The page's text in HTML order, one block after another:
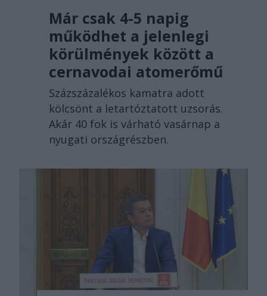
Már csak 4-5 napig
működhet a jelenlegi
körülmények között a
cernavodai atomerőmű
Százszázalékos kamatra adott
kölcsönt a letartóztatott uzsorás.
Akár 40 fok is várható vasárnap a
nyugati országrészben.